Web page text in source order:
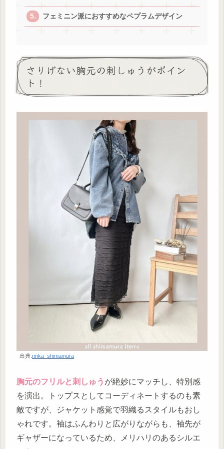
フェミニン派におすすめなペプラムデザイン
さりげない胸元の刺しゅうがポイン
ト！
出典:ririka_shimamura
胸元のフリルと刺しゅう が絶妙にマッチし、特別感
を演出。トップスとしてコーディネートするのも素
敵ですが、ジャケット感覚で羽織るスタイルもおし
ゃれです。袖はふんわりと広がりながらも、袖先が
ギャザーになっているため、メリハリのあるシルエ